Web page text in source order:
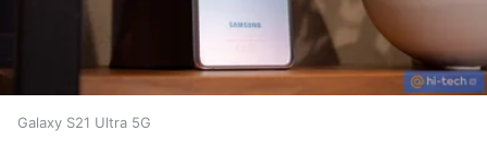
Galaxy S21 Ultra 5G